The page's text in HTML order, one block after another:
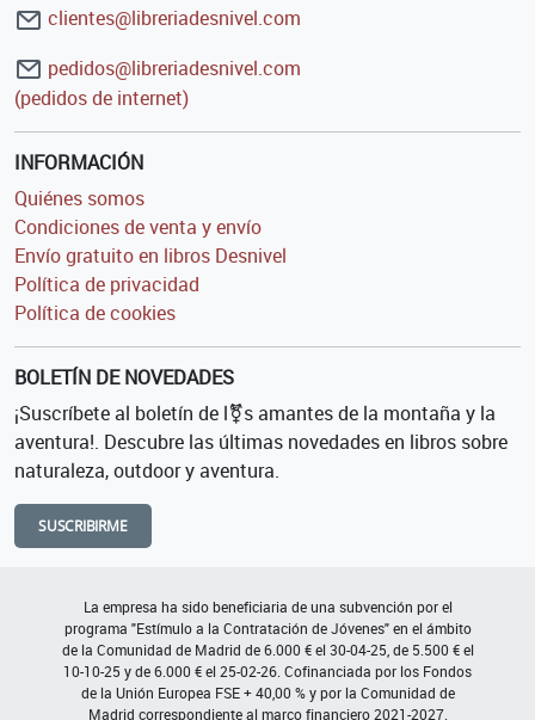
clientes@libreriadesnivel.com
pedidos@libreriadesnivel.com
(pedidos de internet)
INFORMACIÓN
Quiénes somos
Condiciones de venta y envío
Envío gratuito en libros Desnivel
Política de privacidad
Política de cookies
BOLETÍN DE NOVEDADES
¡Suscríbete al boletín de l⚧s amantes de la montaña y la
aventura!. Descubre las últimas novedades en libros sobre
naturaleza, outdoor y aventura.
SUSCRIBIRME
La empresa ha sido beneficiaria de una subvención por el
programa "Estímulo a la Contratación de Jóvenes" en el ámbito
de la Comunidad de Madrid de 6.000 € el 30-04-25, de 5.500 € el
10-10-25 y de 6.000 € el 25-02-26. Cofinanciada por los Fondos
de la Unión Europea FSE + 40,00 % y por la Comunidad de
Madrid correspondiente al marco financiero 2021-2027.